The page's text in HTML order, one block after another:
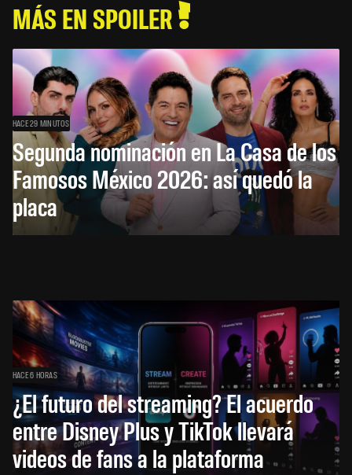
MÁS EN SPOILER
HACE 29 MINUTOS
Segunda nominación en La Casa de los
Famosos México 2026: así quedó la
placa
HACE 6 HORAS
¿El futuro del streaming? El acuerdo
entre Disney Plus y TikTok llevará
videos de fans a la plataforma